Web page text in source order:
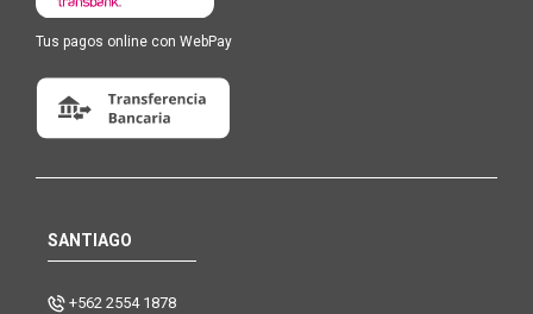
Tus pagos online con WebPay
SANTIAGO
+562 2554 1878